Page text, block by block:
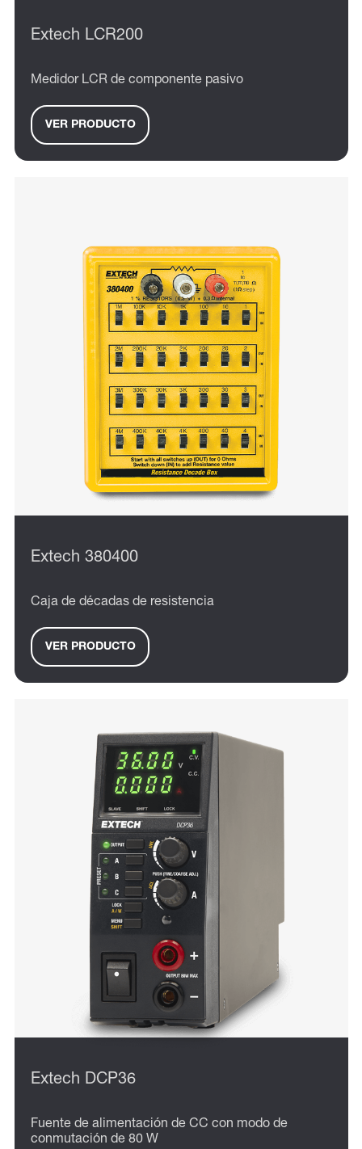
Extech LCR200
Medidor LCR de componente pasivo
VER PRODUCTO
Extech 380400
Caja de décadas de resistencia
VER PRODUCTO
Extech DCP36
Fuente de alimentación de CC con modo de
conmutación de 80 W